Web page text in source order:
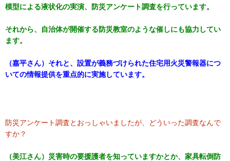
模型による液状化の実演、防災アンケート調査を行っています。
それから、自治体が開催する防災教室のような催しにも協力してい
ます。
（嘉平さん）それと、設置が義務づけられた住宅用火災警報器につ
いての情報提供を重点的に実施しています。
防災アンケート調査とおっしゃいましたが、どういった調査なんで
すか？
（美江さん）災害時の要援護者を知っていますかとか、家具転倒防